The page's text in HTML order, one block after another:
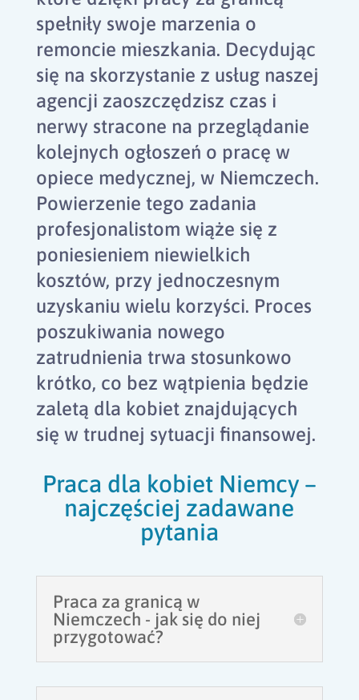
spełniły swoje marzenia o
remoncie mieszkania. Decydując
się na skorzystanie z usług naszej
agencji zaoszczędzisz czas i
nerwy stracone na przeglądanie
kolejnych ogłoszeń o pracę w
opiece medycznej, w Niemczech.
Powierzenie tego zadania
profesjonalistom wiąże się z
poniesieniem niewielkich
kosztów, przy jednoczesnym
uzyskaniu wielu korzyści. Proces
poszukiwania nowego
zatrudnienia trwa stosunkowo
krótko, co bez wątpienia będzie
zaletą dla kobiet znajdujących
się w trudnej sytuacji finansowej.
Praca dla kobiet Niemcy –
najczęściej zadawane
pytania
Praca za granicą w
Niemczech - jak się do niej
przygotować?